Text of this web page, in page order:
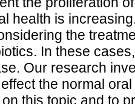
health is
the
In these
Our research
the normal
this topic and to